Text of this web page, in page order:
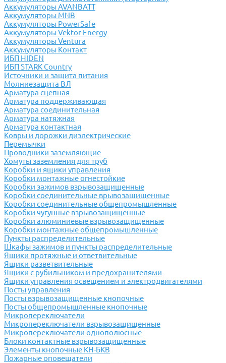
Аккумуляторы AVANBATT
Аккумуляторы MNB
Аккумуляторы PowerSafe
Аккумуляторы Vektor Energy
Аккумуляторы Ventura
Аккумуляторы Контакт
ИБП HIDEN
ИБП STARK Country
Источники и защита питания
Молниезащита ВЛ
Арматура сцепная
Арматура поддерживающая
Арматура соединительная
Арматура натяжная
Арматура контактная
Ковры и дорожки диэлектрические
Перемычки
Проводники заземляющие
Хомуты заземления для труб
Коробки и ящики управления
Коробки монтажные огнестойкие
Коробки зажимов взрывозащищенные
Коробки соединительные врывозащищенные
Коробки соединительные общепромышленные
Коробки чугунные взрывозащищенные
Коробки алюминиевые взрывозащищенные
Коробки монтажные общепромышленные
Пункты распределительные
Шкафы зажимов и пункты распределительные
Ящики протяжные и ответвительные
Ящики разветвительные
Ящики с рубильником и предохранителями
Ящики управления освещением и электродвигателями
Посты управления
Посты взрывозащищенные кнопочные
Посты общепромышленные кнопочные
Микропереключатели
Микропереключатели взрывозащищенные
Микропереключатели однополюсные
Блоки контактные взрывозащищенные
Элементы кнопочные КН-БКВ
Пожарные оповещатели